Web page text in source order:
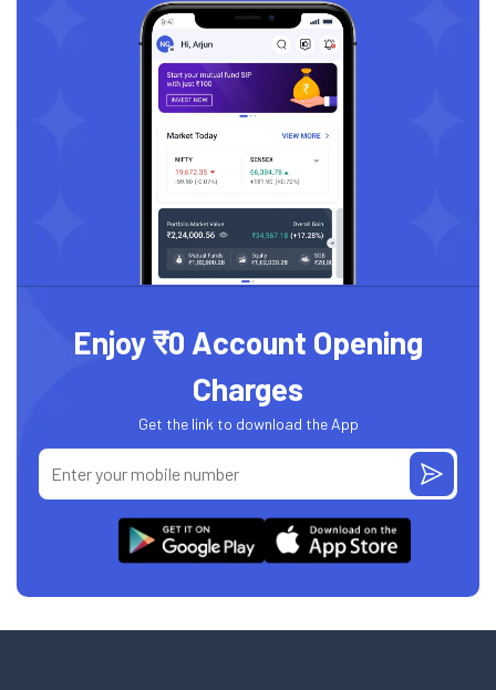
Enjoy ₹0 Account Opening
Charges
Get the link to download the App